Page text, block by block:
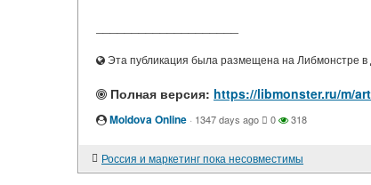
Эта публикация была размещена на Либмонстре в
Полная версия: https://libmonster.ru/m/
Moldova Online · 1347 days ago 0 318
Россия и маркетинг пока несовместимы